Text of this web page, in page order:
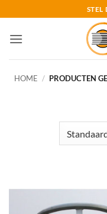
naar
inhoud
STEL
HOME / PRODUCTEN